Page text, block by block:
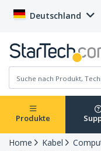
Deutschland
Produkte
Home Kabel